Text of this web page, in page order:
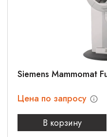
Siemens Mammomat
Цена по запросу
В корзину